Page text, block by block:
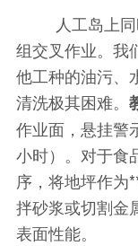
人工岛上
组交叉作业。我
他工种的油污、
清洗极其困难。
作业面，悬挂警
小时）。对于食
序，将地坪作为
拌砂浆或切割金
表面性能。